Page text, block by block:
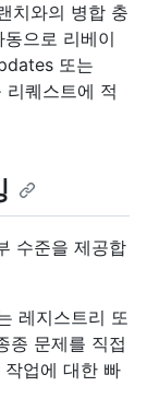
치와의 병합 충
으로 리베이
또는
퀘스트에 적
수준을 제공합
레지스트리 또
종 문제를 직접
업에 대한 빠